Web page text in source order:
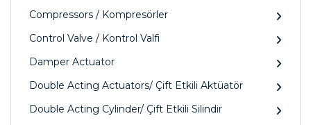
Compressors / Kompresörler
Control Valve / Kontrol Valfi
Damper Actuator
Double Acting Actuators/ Çift Etkili Aktüatör
Double Acting Cylinder/ Çift Etkili Silindir